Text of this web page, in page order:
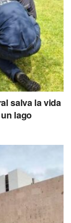
salva la vida
lago